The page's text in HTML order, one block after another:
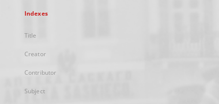
Indexes
Title
Creator
Contributor
Subject